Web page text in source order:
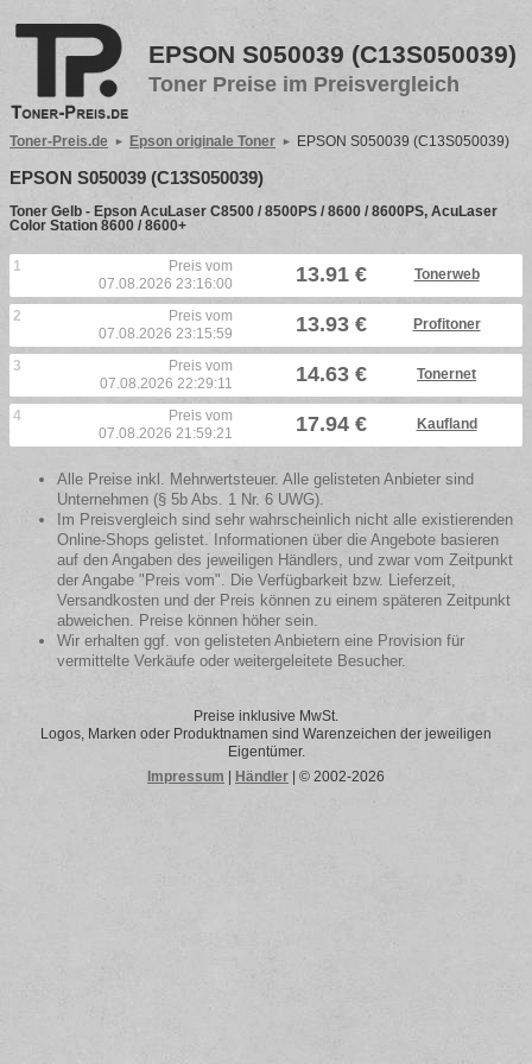
EPSON S050039 (C13S050039)
Toner Preise im Preisvergleich
Toner-Preis.de Epson originale Toner EPSON S050039 (C13S050039)
EPSON S050039 (C13S050039)
Toner Gelb - Epson AcuLaser C8500 / 8500PS / 8600 / 8600PS, AcuLaser
Color Station 8600 / 8600+
1
Preis vom
07.08.2026 23:16:00
13.91 € Tonerweb
2
Preis vom
07.08.2026 23:15:59
13.93 € Profitoner
3
Preis vom
07.08.2026 22:29:11
14.63 € Tonernet
4
Preis vom
07.08.2026 21:59:21
17.94 € Kaufland
Alle Preise inkl. Mehrwertsteuer. Alle gelisteten Anbieter sind
Unternehmen (§ 5b Abs. 1 Nr. 6 UWG).
Im Preisvergleich sind sehr wahrscheinlich nicht alle existierenden
Online-Shops gelistet. Informationen über die Angebote basieren
auf den Angaben des jeweiligen Händlers, und zwar vom Zeitpunkt
der Angabe "Preis vom". Die Verfügbarkeit bzw. Lieferzeit,
Versandkosten und der Preis können zu einem späteren Zeitpunkt
abweichen. Preise können höher sein.
Wir erhalten ggf. von gelisteten Anbietern eine Provision für
vermittelte Verkäufe oder weitergeleitete Besucher.
Preise inklusive MwSt.
Logos, Marken oder Produktnamen sind Warenzeichen der jeweiligen
Eigentümer.
Impressum
Händler | © 2002-2026